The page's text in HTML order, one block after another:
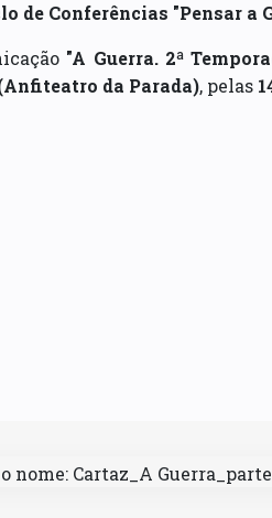
de Conferências "Pensar a
"A Guerra. 2ª
da Parada), pelas